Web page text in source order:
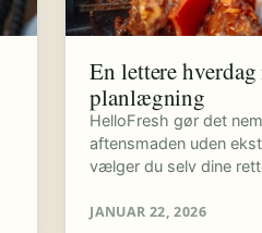
En lettere
planlægning
HelloFresh gør det
aftensmaden uden
vælger du selv dine
JANUAR 22, 2026